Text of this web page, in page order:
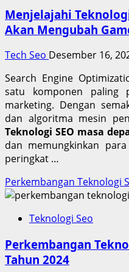
Menjelajahi
Akan Mengubah
Tech Seo Desember 16,
Search Engine
satu komponen paling
marketing. Dengan
dan algoritma mesin
Teknologi SEO masa
dan memungkinkan
peringkat …
Perkembangan Teknologi
Teknologi Seo
Perkembangan
Tahun 2024